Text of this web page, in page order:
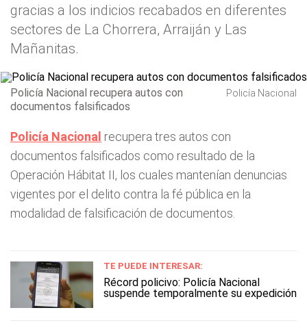
gracias a los indicios recabados en diferentes
sectores de La Chorrera, Arraiján y Las
Mañanitas.
Policía Nacional recupera autos con
documentos falsificados
Policía Nacional
Policía Nacional recupera tres autos con
documentos falsificados como resultado de la
Operación Hábitat II, los cuales mantenían denuncias
vigentes por el delito contra la fé pública en la
modalidad de falsificación de documentos.
TE PUEDE INTERESAR:
Récord policivo: Policía Nacional
suspende temporalmente su expedición